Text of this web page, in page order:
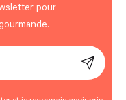
pour